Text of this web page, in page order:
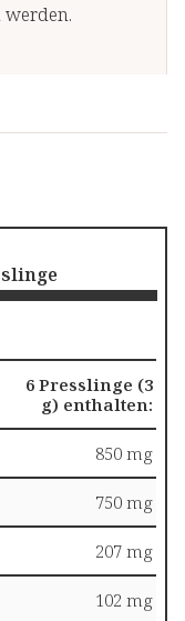
6 Presslinge (3
g) enthalten:
850 mg
750 mg
207 mg
102 mg